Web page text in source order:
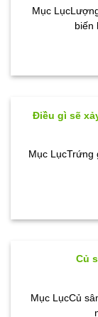
Mục
biến
Điều gì sẽ
Mục
Củ
Mục LụcCủ